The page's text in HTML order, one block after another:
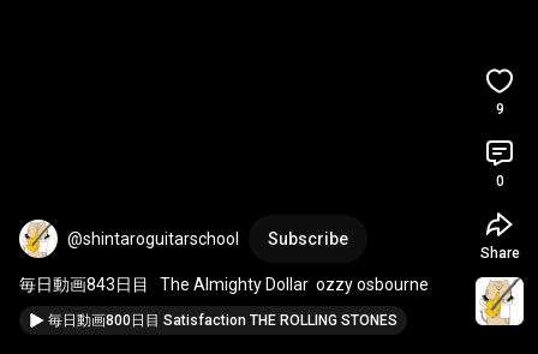
@shintaroguitarschool Subscribe
毎日動画843日目   The Almighty Dollar  ozzy osbourne
毎日動画800日目 Satisfaction THE ROLLING STONES
9
0
Share